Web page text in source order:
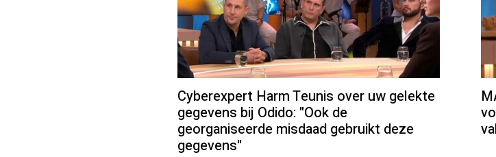
Cyberexpert Harm Teunis over uw gelekte
gegevens bij Odido: "Ook de
georganiseerde misdaad gebruikt deze
gegevens"